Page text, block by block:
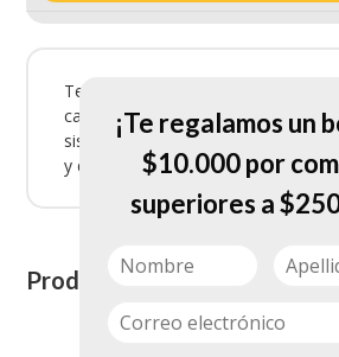
Tee Coaxial Stampro es un cable
calidad, perfecto para conexiones
sistemas de video. Garantiza
y duradera.
Productos relacionados
¡Te regalamos un
$10.000 por
superiores a